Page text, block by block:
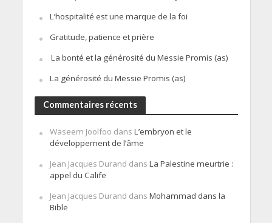
L’hospitalité est une marque de la foi
Gratitude, patience et prière
La bonté et la générosité du Messie Promis (as)
La générosité du Messie Promis (as)
Commentaires récents
Waseem Joolfoo dans L’embryon et le
développement de l’âme
Jean Jacques Durand dans La Palestine meurtrie :
appel du Calife
Jean Jacques Durand dans Mohammad dans la
Bible